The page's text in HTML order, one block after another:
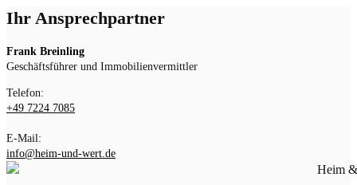
Ihr Ansprechpartner
Frank Breinling
Geschäftsführer und Immobilienvermittler
Telefon:
+49 7224 7085
E-Mail:
info@heim-und-wert.de